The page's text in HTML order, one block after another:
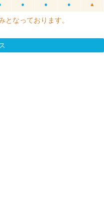
● ● ● ▲
なっております。